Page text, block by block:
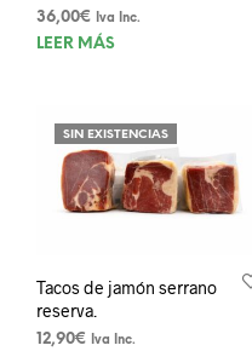
36,00€ Iva Inc.
LEER MÁS
SIN EXISTENCIAS
Tacos de jamón serrano
reserva.
12,90€ Iva Inc.